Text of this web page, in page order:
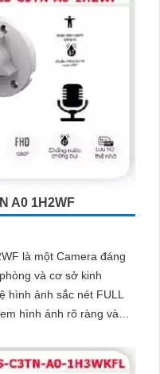
A0 1H2WF
là một Camera đáng
và cơ sở kinh
hình ảnh rõ ràng và